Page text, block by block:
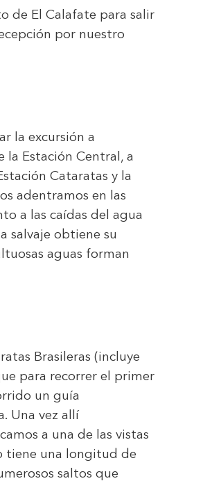
de El Calafate para salir
por nuestro
la excursión a
la Estación Central, a
Cataratas y la
adentramos en las
a las caídas del agua
salvaje obtiene su
aguas forman
Brasileras (incluye
para recorrer el primer
un guía
Una vez allí
a una de las vistas
tiene una longitud de
saltos que